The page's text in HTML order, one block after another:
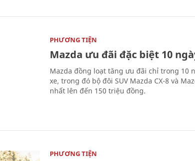
PHƯƠNG TIỆN
Mazda ưu đãi đặc biệt 10
Mazda đồng loạt tăng ưu đãi chỉ trong 10
xe, trong đó bộ đôi SUV Mazda CX-8 và
nhất lên đến 150 triệu đồng.
PHƯƠNG TIỆN